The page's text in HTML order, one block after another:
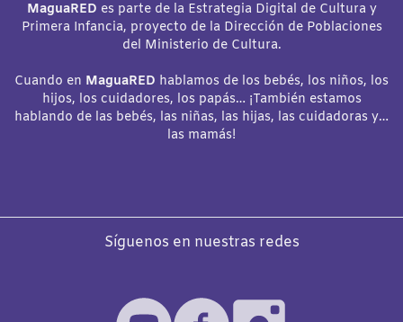
MaguaRED es parte de la Estrategia Digital de Cultura y
Primera Infancia, proyecto de la Dirección de Poblaciones
del Ministerio de Cultura.
Cuando en MaguaRED hablamos de los bebés, los niños, los
hijos, los cuidadores, los papás… ¡También estamos
hablando de las bebés, las niñas, las hijas, las cuidadoras y…
las mamás!
Síguenos en nuestras redes